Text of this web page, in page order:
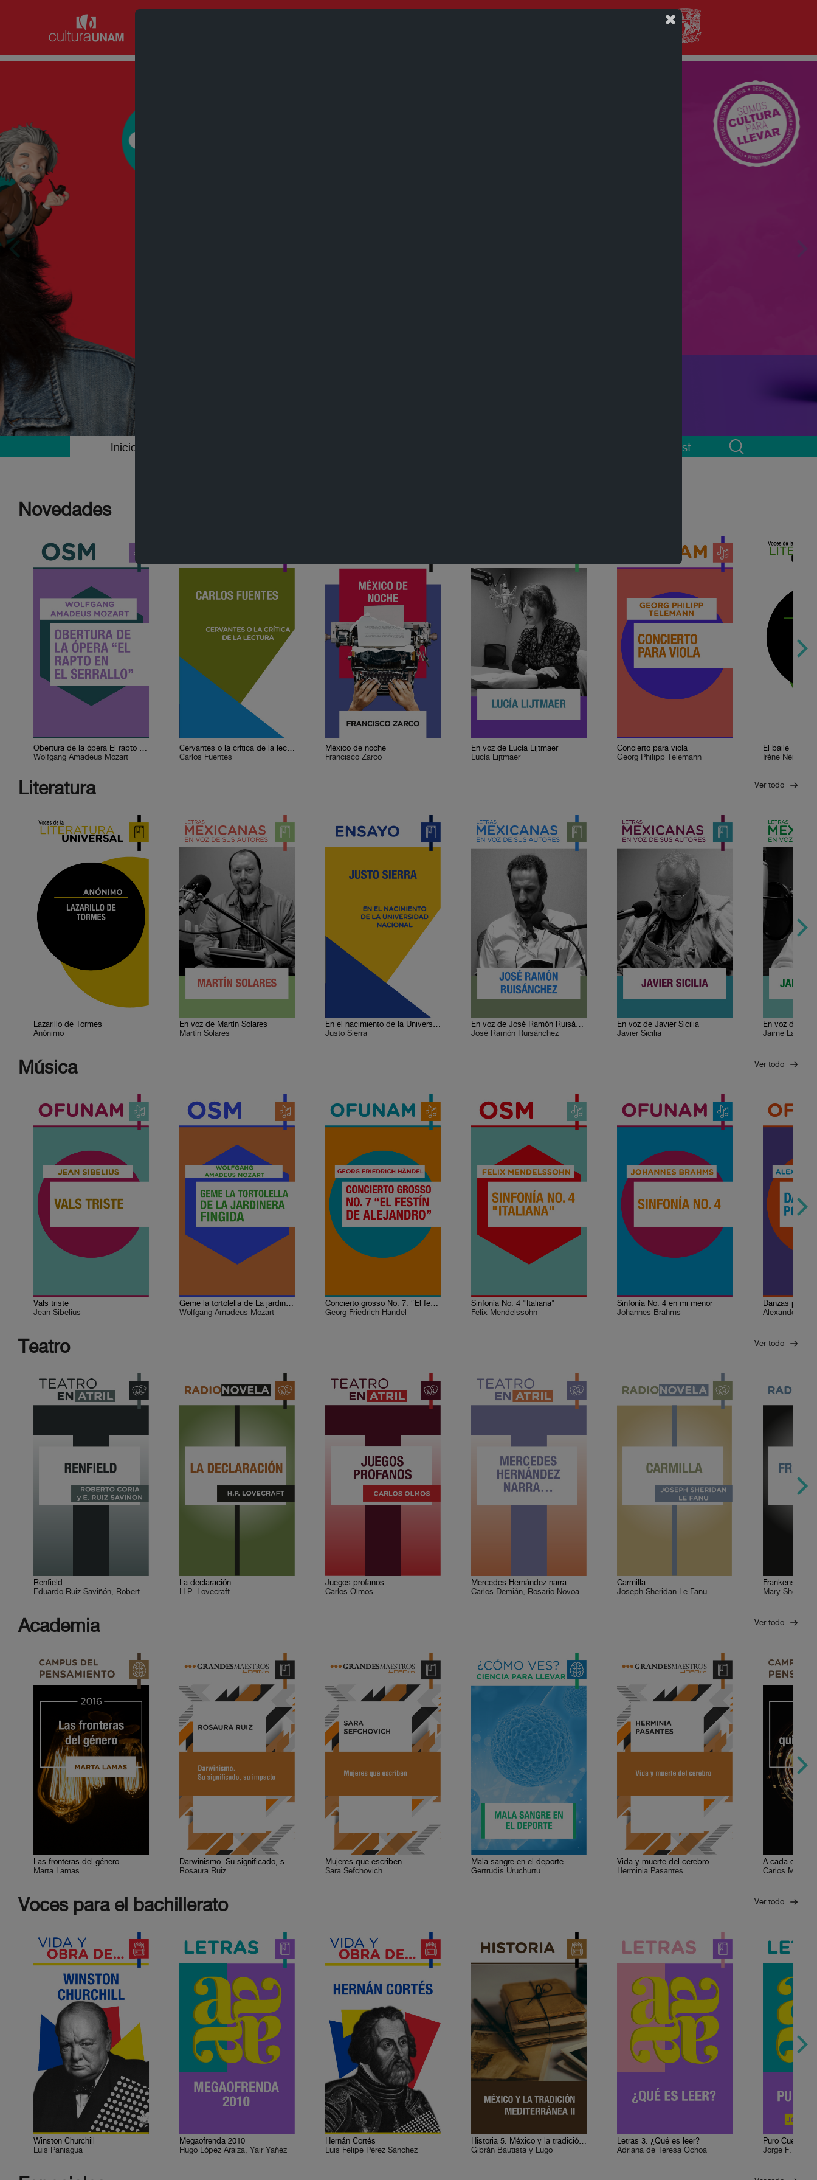
Inicio Podcast
Novedades
Obertura de la ópera El rapto en el serrallo
Wolfgang Amadeus Mozart
Cervantes o la crítica de la lectura
Carlos Fuentes
México de noche
Francisco Zarco
En voz de Lucía Lijtmaer
Lucía Lijtmaer
Concierto para viola
Georg Philipp Telemann
El baile
Irène
Literatura Ver todo
Lazarillo de Tormes
Anónimo
En voz de Martín Solares
Martín Solares
En el nacimiento de la Universidad Nacional
Justo Sierra
En voz de José Ramón Ruisánchez
José Ramón Ruisánchez
En voz de Javier Sicilia
Javier Sicilia
En voz de
Jaime
Música Ver todo
Vals triste
Jean Sibelius
Geme la tortolella de La jardinera fingida
Wolfgang Amadeus Mozart
Concierto grosso No. 7. “El festín de Alejandro”
Georg Friedrich Händel
Sinfonía No. 4 "Italiana"
Felix Mendelssohn
Sinfonía No. 4 en mi menor
Johannes Brahms
Danzas
Alexander
Teatro Ver todo
Renfield
Eduardo Ruiz Saviñón, Roberto Coria
La declaración
H.P. Lovecraft
Juegos profanos
Carlos Olmos
Mercedes Hernández narra…
Carlos Demián, Rosario Novoa
Carmilla
Joseph Sheridan Le Fanu
Frankenstein
Mary Shelley
Academia Ver todo
Las fronteras del género
Marta Lamas
Darwinismo. Su significado, su impacto
Rosaura Ruiz
Mujeres que escriben
Sara Sefchovich
Mala sangre en el deporte
Gertrudis Uruchurtu
Vida y muerte del cerebro
Herminia Pasantes
A cada quien
Carlos
Voces para el bachillerato Ver todo
Winston Churchill
Luis Paniagua
Megaofrenda 2010
Hugo López Araiza, Yair Yañéz
Hernán Cortés
Luis Felipe Pérez Sánchez
Historia 5. México y la tradición mediterránea II
Gibrán Bautista y Lugo
Letras 3. ¿Qué es leer?
Adriana de Teresa Ochoa
Puro Cuento I
Jorge F.